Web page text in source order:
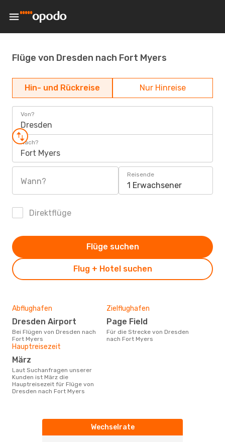
Flüge von Dresden nach Fort Myers
Hin- und Rückreise Nur Hinreise
Von?
Dresden
Nach?
Fort Myers
Wann?
Reisende
1 Erwachsener
Direktflüge
Flug + Hotel suchen
Flüge suchen
Abflughafen
Dresden Airport
Bei Flügen von Dresden nach
Fort Myers
Zielflughafen
Page Field
Für die Strecke von Dresden
nach Fort Myers
Hauptreisezeit
März
Laut Suchanfragen unserer
Kunden ist März die
Hauptreisezeit für Flüge von
Dresden nach Fort Myers
Wechselrate